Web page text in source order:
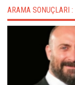
ARAMA SONUÇLARI :